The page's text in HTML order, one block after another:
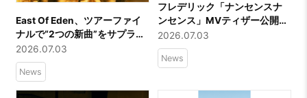
East Of Eden、ツアーファイ
ナルで“2つの新曲”をサプライ
ズ解禁 アニメ「とある暗部
の少女共棲」OP＆遊技機タイ
アップ
2026.07.03
News
フレデリック「ナンセンスナ
ンセンス」MVティザー公開
7/6配信＆新海岳人監督ゲスト
のトークライブ決定
2026.07.03
News